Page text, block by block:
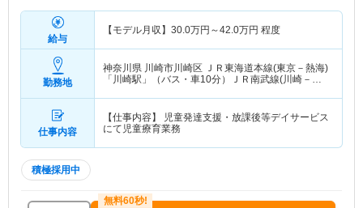
給与
【モデル月収】 30.0万円～42.0万円 程度
勤務地
神奈川県 川崎市川崎区 ＪＲ東海道本線(東京－熱海)
「川崎駅」（バス・車10分）ＪＲ南武線(川崎－立
仕事内容
【仕事内容】 児童発達支援・放課後等デイサービス
にて児童療育業務
積極採用中